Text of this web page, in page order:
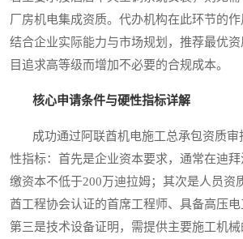
厂房机电集成资质。代办机构在此环节的
结合企业实际能力与市场规划，推荐最优
目追求高等级而增加不必要的合规成本。
核心申请条件与硬性指标详解
成功通过阿联酋机电施工总承包资质审
性指标：首先是企业资本要求，通常在迪
缴资本不低于200万迪拉姆；其次是人员资
酋工程协会认证的首席工程师、具备高压电
第三是技术设备证明，需提供主要施工机械